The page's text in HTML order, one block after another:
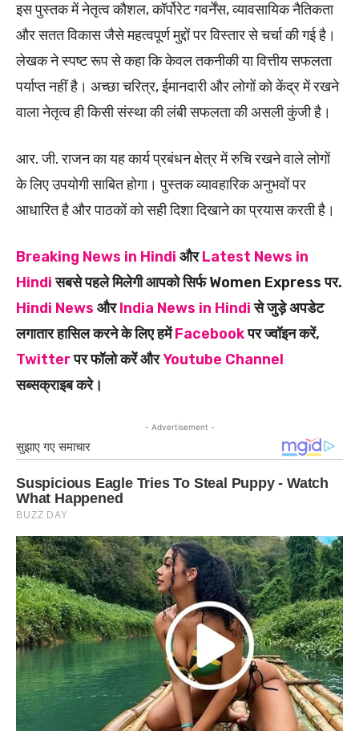
इस पुस्तक में नेतृत्व कौशल, कॉर्पोरेट गवर्नेंस, व्यावसायिक नैतिकता
और सतत विकास जैसे महत्वपूर्ण मुद्दों पर विस्तार से चर्चा की गई है।
लेखक ने स्पष्ट रूप से कहा कि केवल तकनीकी या वित्तीय सफलता
पर्याप्त नहीं है। अच्छा चरित्र, ईमानदारी और लोगों को केंद्र में रखने
वाला नेतृत्व ही किसी संस्था की लंबी सफलता की असली कुंजी है।
आर. जी. राजन का यह कार्य प्रबंधन क्षेत्र में रुचि रखने वाले लोगों
के लिए उपयोगी साबित होगा। पुस्तक व्यावहारिक अनुभवों पर
आधारित है और पाठकों को सही दिशा दिखाने का प्रयास करती है।
Breaking News in Hindi औरLatest News in
Hindiसबसे पहले मिलेगी आपको सिर्फ Women Express पर.
Hindi News औरIndia News in Hindiसे जुड़े अपडेट
लगातार हासिल करने के लिए हमेंFacebookपर ज्वॉइन करें,
Twitterपर फॉलो करें औरYoutube Channel
सब्सक्राइब करे।
- Advertisement -